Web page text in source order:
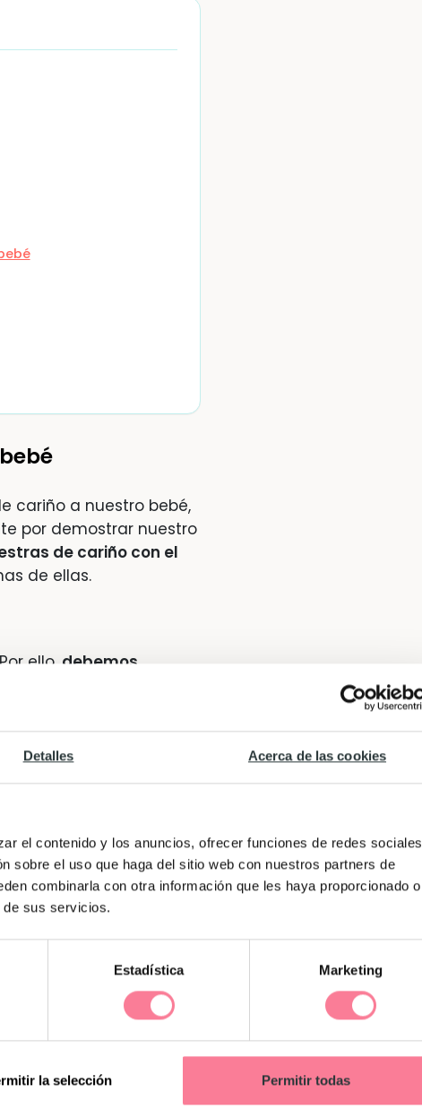
Detalles Acerca de las cookies
el contenido y los anuncios, ofrecer funciones de redes sociales
sobre el uso que haga del sitio web con nuestros partners de
combinarla con otra información que les haya proporcionado o
de sus servicios.
Estadística Marketing
la selección Permitir todas
cariño a nuestro bebé,
por demostrar nuestro
de cariño con el
de ellas.
ello, debemos
cualquier cosa
Tenemos que
.
la que el pequeño
los nervios según
nervioso con la presión
efectos:
le ayudará